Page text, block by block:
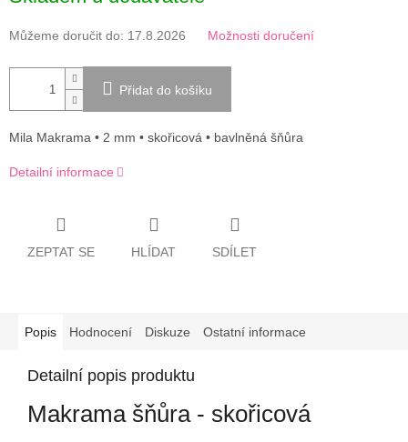
Můžeme doručit do: 17.8.2026 Možnosti doručení
Přidat do košíku
Mila Makrama • 2 mm • skořicová • bavlněná šňůra
Detailní informace
ZEPTAT SE HLÍDAT SDÍLET
Popis Hodnocení Diskuze Ostatní informace
Detailní popis produktu
Makrama šňůra - skořicová